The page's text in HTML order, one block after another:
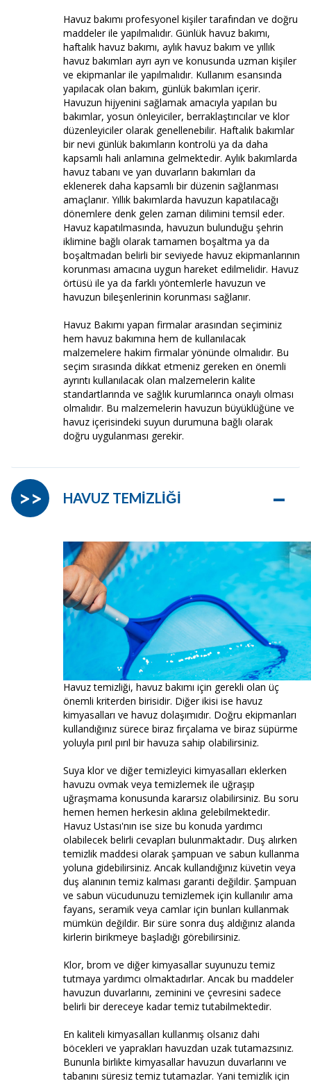
Havuz bakımı profesyonel kişiler tarafından ve doğru
maddeler ile yapılmalıdır. Günlük havuz bakımı,
haftalık havuz bakımı, aylık havuz bakım ve yıllık
havuz bakımları ayrı ayrı ve konusunda uzman kişiler
ve ekipmanlar ile yapılmalıdır. Kullanım esansında
yapılacak olan bakım, günlük bakımları içerir.
Havuzun hijyenini sağlamak amacıyla yapılan bu
bakımlar, yosun önleyiciler, berraklaştırıcılar ve klor
düzenleyiciler olarak genellenebilir. Haftalık bakımlar
bir nevi günlük bakımların kontrolü ya da daha
kapsamlı hali anlamına gelmektedir. Aylık bakımlarda
havuz tabanı ve yan duvarların bakımları da
eklenerek daha kapsamlı bir düzenin sağlanması
amaçlanır. Yıllık bakımlarda havuzun kapatılacağı
dönemlere denk gelen zaman dilimini temsil eder.
Havuz kapatılmasında, havuzun bulunduğu şehrin
iklimine bağlı olarak tamamen boşaltma ya da
boşaltmadan belirli bir seviyede havuz ekipmanlarının
korunması amacına uygun hareket edilmelidir. Havuz
örtüsü ile ya da farklı yöntemlerle havuzun ve
havuzun bileşenlerinin korunması sağlanır.
Havuz Bakımı yapan firmalar arasından seçiminiz
hem havuz bakımına hem de kullanılacak
malzemelere hakim firmalar yönünde olmalıdır. Bu
seçim sırasında dikkat etmeniz gereken en önemli
ayrıntı kullanılacak olan malzemelerin kalite
standartlarında ve sağlık kurumlarınca onaylı olması
olmalıdır. Bu malzemelerin havuzun büyüklüğüne ve
havuz içerisindeki suyun durumuna bağlı olarak
doğru uygulanması gerekir.
HAVUZ TEMİZLİĞİ –
>>
Havuz temizliği, havuz bakımı için gerekli olan üç
önemli kriterden birisidir. Diğer ikisi ise havuz
kimyasalları ve havuz dolaşımıdır. Doğru ekipmanları
kullandığınız sürece biraz fırçalama ve biraz süpürme
yoluyla pırıl pırıl bir havuza sahip olabilirsiniz.
Suya klor ve diğer temizleyici kimyasalları eklerken
havuzu ovmak veya temizlemek ile uğraşıp
uğraşmama konusunda kararsız olabilirsiniz. Bu soru
hemen hemen herkesin aklına gelebilmektedir.
Havuz Ustası'nın ise size bu konuda yardımcı
olabilecek belirli cevapları bulunmaktadır. Duş alırken
temizlik maddesi olarak şampuan ve sabun kullanma
yoluna gidebilirsiniz. Ancak kullandığınız küvetin veya
duş alanının temiz kalması garanti değildir. Şampuan
ve sabun vücudunuzu temizlemek için kullanılır ama
fayans, seramik veya camlar için bunları kullanmak
mümkün değildir. Bir süre sonra duş aldığınız alanda
kirlerin birikmeye başladığı görebilirsiniz.
Klor, brom ve diğer kimyasallar suyunuzu temiz
tutmaya yardımcı olmaktadırlar. Ancak bu maddeler
havuzun duvarlarını, zeminini ve çevresini sadece
belirli bir dereceye kadar temiz tutabilmektedir.
En kaliteli kimyasalları kullanmış olsanız dahi
böcekleri ve yaprakları havuzdan uzak tutamazsınız.
Bununla birlikte kimyasallar havuzun duvarlarını ve
tabanını süresiz temiz tutamazlar. Yani temizlik için